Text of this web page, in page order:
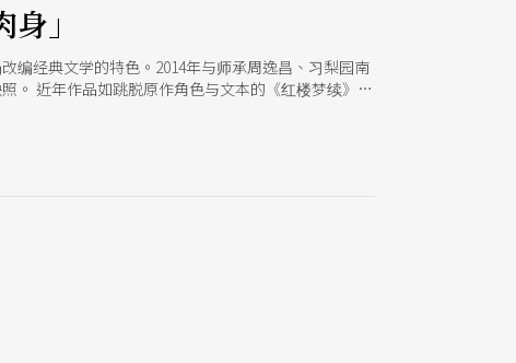
」
编经典文学的特色。2014年与师承周逸昌、习梨园南
。 近年作品如跳脱原作角色与文本的《红楼梦续》；
我们意图梳理与剖析这样一位作者的创作核心时，时
这些主题是如此丰富、切题且重要，让我们以为它
构著自我与人格的表达。 「读了戏剧系后，就理直
急遽变化的小孩吧。」 这段文字出自2020年出版的
并寻找初期某种根植于生活经验的创作核心，也就
，或许每个人都在实验某些身分、某种手势，让其能
一种方式。」高俊耀说道。从最生活的层面说起，高